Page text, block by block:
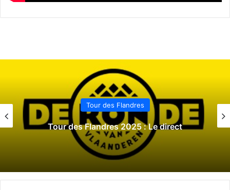
Tour des Flandres
Tour des Flandres 2024 : Le direct